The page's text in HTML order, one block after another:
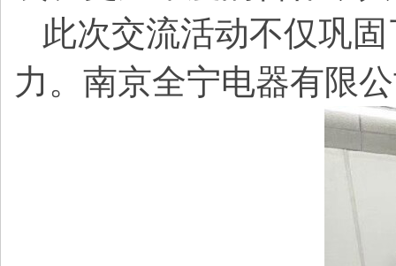
此次交流活动不仅巩
力。南京全宁电器有限